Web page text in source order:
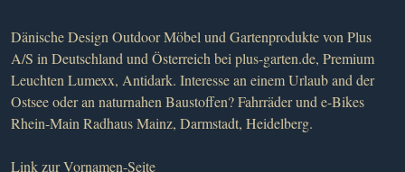
Dänische Design Outdoor Möbel und Gartenprodukte von Plus
A/S in Deutschland und Österreich bei plus-garten.de, Premium
Leuchten Lumexx, Antidark. Interesse an einemUrlaub and der
Ostseeoder an naturnahen Baustoffen? Fahrräder und e-Bikes
Rhein-Main Radhaus Mainz, Darmstadt, Heidelberg.
Linkzur Vornamen-Seite